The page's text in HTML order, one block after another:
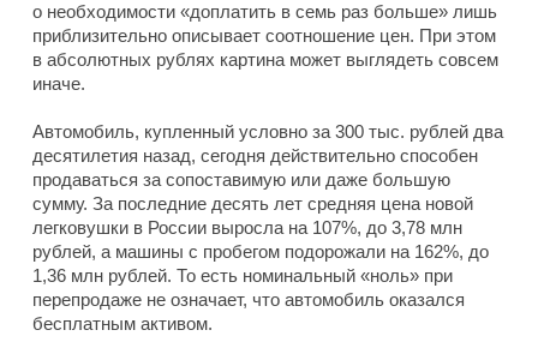
о необходимости «доплатить в семь раз больше» лишь
приблизительно описывает соотношение цен. При этом
в абсолютных рублях картина может выглядеть совсем
иначе.
Автомобиль, купленный условно за 300 тыс. рублей два
десятилетия назад, сегодня действительно способен
продаваться за сопоставимую или даже большую
сумму. За последние десять лет средняя цена новой
легковушки в России выросла на 107%, до 3,78 млн
рублей, а машины с пробегом подорожали на 162%, до
1,36 млн рублей. То есть номинальный «ноль» при
перепродаже не означает, что автомобиль оказался
бесплатным активом.